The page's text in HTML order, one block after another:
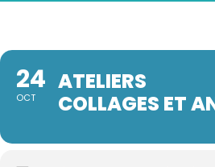
24
OCT
ATELIERS
COLLAGES ET